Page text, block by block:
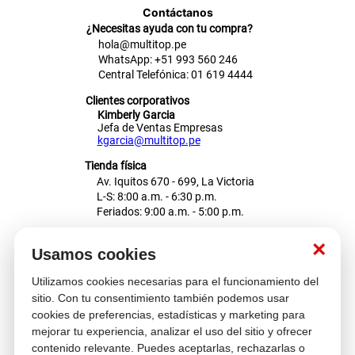
×
Usamos cookies
Utilizamos cookies necesarias para el funcionamiento del
sitio. Con tu consentimiento también podemos usar
cookies de preferencias, estadísticas y marketing para
mejorar tu experiencia, analizar el uso del sitio y ofrecer
contenido relevante. Puedes aceptarlas, rechazarlas o
Intenta utilizar una sola palabra
Utiliza términos genéricos en la
búsqueda
Intenta buscar sinónimos del término
deseado